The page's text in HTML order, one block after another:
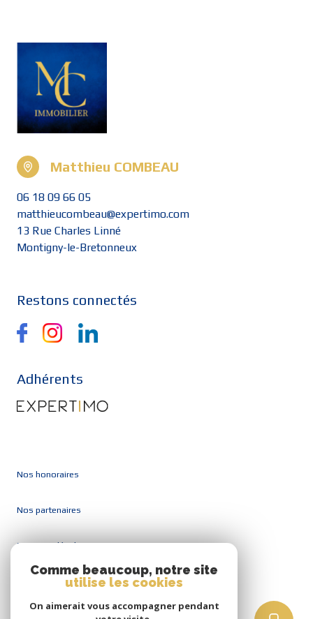
Matthieu COMBEAU
06 18 09 66 05
matthieucombeau@expertimo.com
13 Rue Charles Linné
Montigny-le-Bretonneux
Restons connectés
Adhérents
Nos honoraires
Nos partenaires
Mentions légales
Comme beaucoup, notre site
utilise les cookies
On aimerait vous accompagner pendant